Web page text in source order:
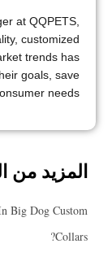
at QQPETS,
customized
trends has
goals, save
needs.
المزيد من
Big Dog Custom
Collars?